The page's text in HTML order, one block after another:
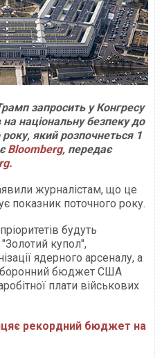
запросить у Конгресу
національну безпеку до
який розпочнеться 1
Bloomberg, передає
.
журналістам, що це
показник поточного року.
будуть
купол",
ядерного арсеналу, а
бюджет США
плати військових
рекордний бюджет на